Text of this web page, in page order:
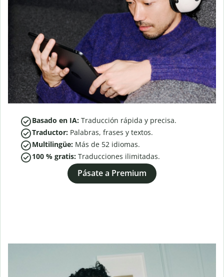
Basado en IA: Traducción rápida y precisa.
Traductor: Palabras, frases y textos.
Multilingüe: Más de 52 idiomas.
100 % gratis: Traducciones ilimitadas.
Pásate a Premium